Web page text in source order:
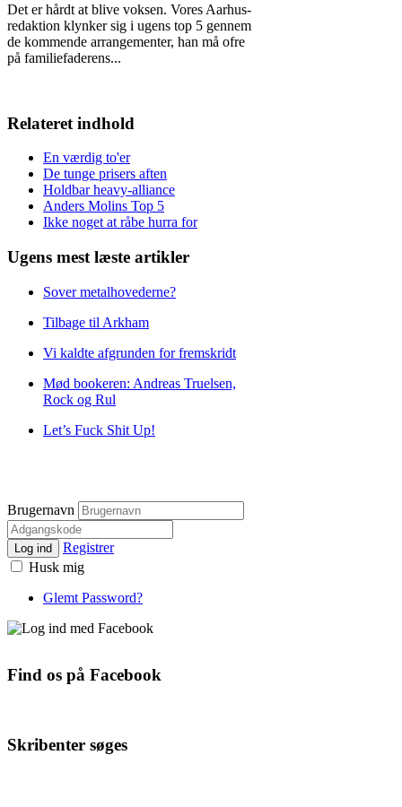
Det er hårdt at blive voksen. Vores Aarhus-
redaktion klynker sig i ugens top 5 gennem
de kommende arrangementer, han må ofre
på familiefaderens...
Relateret indhold
En værdig to'er
De tunge prisers aften
Holdbar heavy-alliance
Anders Molins Top 5
Ikke noget at råbe hurra for
Ugens mest læste artikler
Sover metalhovederne?
Tilbage til Arkham
Vi kaldte afgrunden for fremskridt
Mød bookeren: Andreas Truelsen,
Rock og Rul
Let’s Fuck Shit Up!
Brugernavn
Log ind
Registrer
Husk mig
Glemt Password?
Find os på Facebook
Skribenter søges